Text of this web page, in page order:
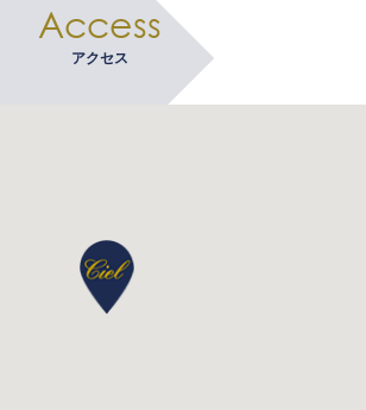
Access
アクセス